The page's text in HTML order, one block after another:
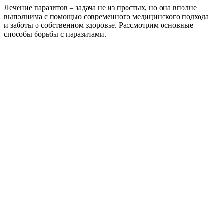
Лечение паразитов – задача не из простых, но она вполне
выполнима с помощью современного медицинского подхода
и заботы о собственном здоровье. Рассмотрим основные
способы борьбы с паразитами.